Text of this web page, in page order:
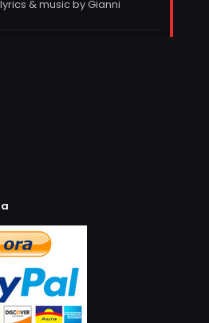
& music by Gianni